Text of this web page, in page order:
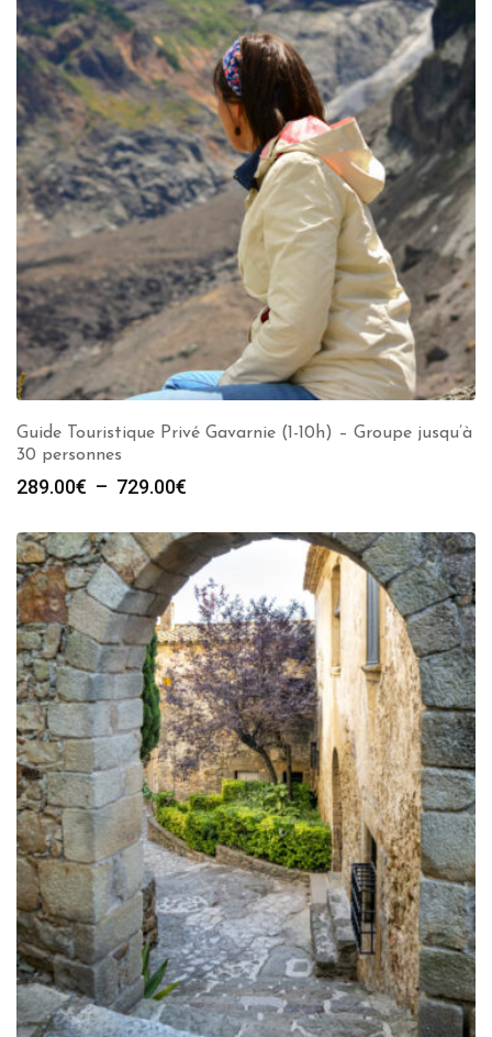
Guide Touristique Privé Gavarnie (1-10h) – Groupe jusqu’à
30 personnes
289.00€ – 729.00€
prix :
289.00€
à
729.00€